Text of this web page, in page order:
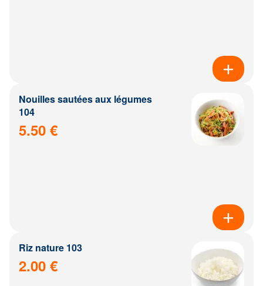
Nouilles sautées aux légumes
104
5.50 €
Riz nature 103
2.00 €